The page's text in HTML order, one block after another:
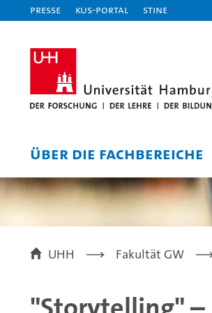
Presse KUS-Portal STiNE
ÜBER DIE FACHBEREICHE
UHH Fakultät GW